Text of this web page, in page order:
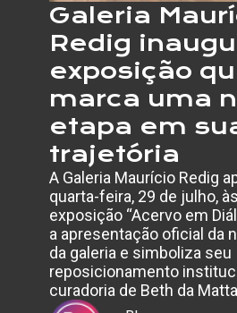
Galeria
Redig
exposição
marca uma
etapa em
trajetória
A Galeria Maurício Redig
quarta-feira, 29 de julho,
exposição “Acervo em
a apresentação oficial da
da galeria e simboliza seu
reposicionamento
curadoria de Beth da